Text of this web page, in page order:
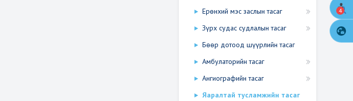
Ерөнхий мэс заслын тасаг
Зүрх судас судлалын тасаг
Бөөр дотоод шүүрлийн тасаг
Амбулаторийн тасаг
Ангиографийн тасаг
Яаралтай тусламжийн тасаг
4